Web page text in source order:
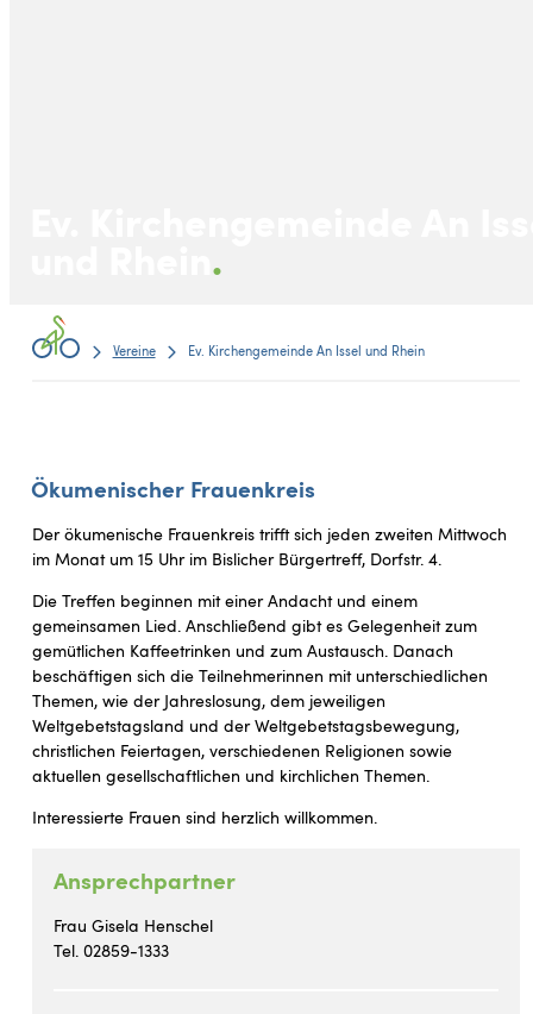
Vereine Ev. Kirchengemeinde An Issel und Rhein
Ökumenischer Frauenkreis
Der ökumenische Frauenkreis trifft sich jeden zweiten Mittwoch
im Monat um 15 Uhr im Bislicher Bürgertreff, Dorfstr. 4.
Die Treffen beginnen mit einer Andacht und einem
gemeinsamen Lied. Anschließend gibt es Gelegenheit zum
gemütlichen Kaffeetrinken und zum Austausch. Danach
beschäftigen sich die Teilnehmerinnen mit unterschiedlichen
Themen, wie der Jahreslosung, dem jeweiligen
Weltgebetstagsland und der Weltgebetstagsbewegung,
christlichen Feiertagen, verschiedenen Religionen sowie
aktuellen gesellschaftlichen und kirchlichen Themen.
Interessierte Frauen sind herzlich willkommen.
Ansprechpartner
Frau Gisela Henschel
Tel. 02859-1333